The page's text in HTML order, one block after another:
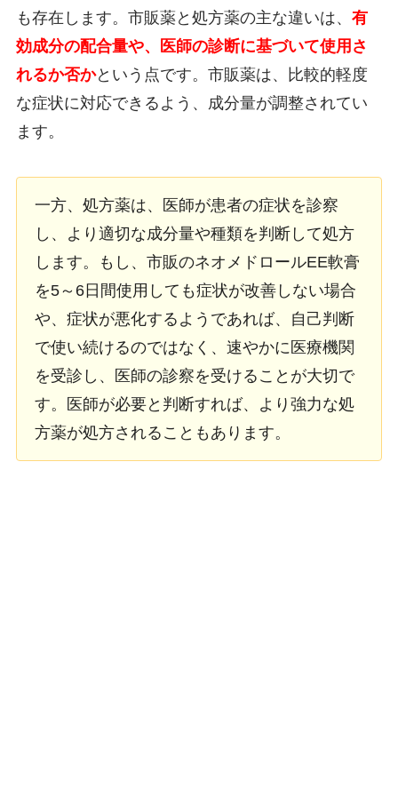
も存在します。市販薬と処方薬の主な違いは、 有
効成分の配合量や、医師の診断に基づいて使用さ
れるか否かという点です。市販薬は、比較的軽度
な症状に対応できるよう、成分量が調整されてい
ます。
一方、処方薬は、医師が患者の症状を診察
し、より適切な成分量や種類を判断して処方
します。もし、市販のネオメドロールEE軟膏
を5～6日間使用しても症状が改善しない場合
や、症状が悪化するようであれば、自己判断
で使い続けるのではなく、速やかに医療機関
を受診し、医師の診察を受けることが大切で
す。医師が必要と判断すれば、より強力な処
方薬が処方されることもあります。